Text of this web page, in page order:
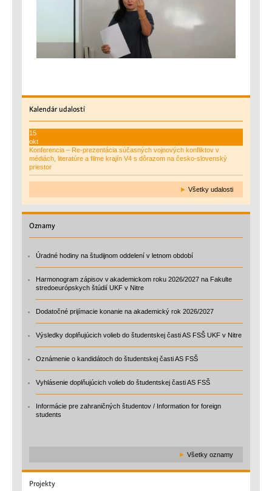
Kalendárudalostí
15
okt
Konferencia – Re-prezentácia súčasných vojnových konfliktov v
médiách, literatúre a filme krajín V4 s dôrazom na česko-slovenský
priestor
► Všetky udalosti
Oznamy
Úradné hodiny na študijnom oddelení v letnom období
Harmonogram zápisov v akademickom roku 2026/2027 na Fakulte
stredoeurópskych štúdií UKF v Nitre
Dodatočné prijímacie konanie na akademický rok 2026/2027
Výsledky doplňujúcich volieb do študentskej časti AS FSŠ UKF v Nitre
Oznámenie o kandidátoch do študentskej časti AS FSŠ
Vyhlásenie doplňujúcich volieb do študentskej časti AS FSŠ
Informácie pre zahraničných študentov / Information for foreign
students
► Všetky oznamy
Projekty